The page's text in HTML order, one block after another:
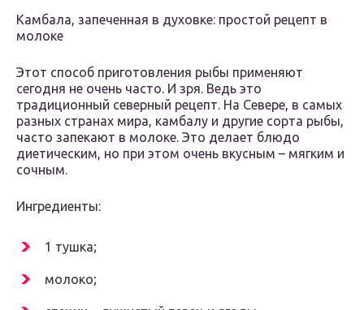
Камбала, запеченная в духовке: простой рецепт в
молоке
Этот способ приготовления рыбы применяют
сегодня не очень часто. И зря. Ведь это
традиционный северный рецепт. На Севере, в самых
разных странах мира, камбалу и другие сорта рыбы,
часто запекают в молоке. Это делает блюдо
диетическим, но при этом очень вкусным – мягким и
сочным.
Ингредиенты:
1 тушка;
молоко;